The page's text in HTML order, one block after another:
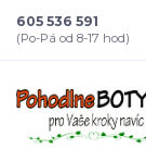
605 536 591
(Po-Pá od 8-17 hod)